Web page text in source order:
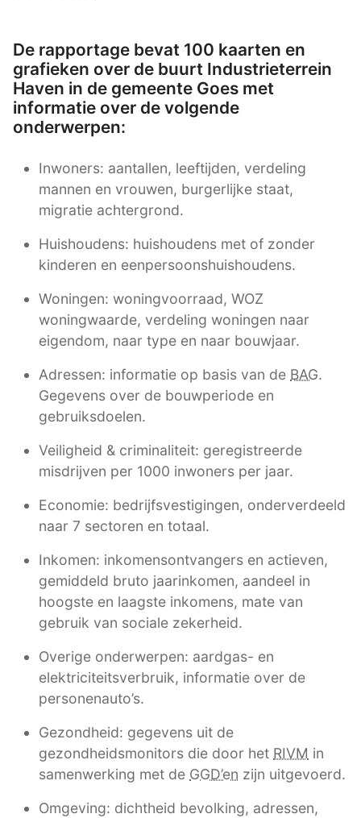
De rapportage bevat 100 kaarten en
grafieken over de buurt Industrieterrein
Haven in de gemeente Goes met
informatie over de volgende
onderwerpen:
Inwoners: aantallen, leeftijden, verdeling
mannen en vrouwen, burgerlijke staat,
migratie achtergrond.
Huishoudens: huishoudens met of zonder
kinderen en eenpersoonshuishoudens.
Woningen: woningvoorraad, WOZ
woningwaarde, verdeling woningen naar
eigendom, naar type en naar bouwjaar.
Adressen: informatie op basis van de BAG.
Gegevens over de bouwperiode en
gebruiksdoelen.
Veiligheid & criminaliteit: geregistreerde
misdrijven per 1000 inwoners per jaar.
Economie: bedrijfsvestigingen, onderverdeeld
naar 7 sectoren en totaal.
Inkomen: inkomensontvangers en actieven,
gemiddeld bruto jaarinkomen, aandeel in
hoogste en laagste inkomens, mate van
gebruik van sociale zekerheid.
Overige onderwerpen: aardgas- en
elektriciteitsverbruik, informatie over de
personenauto’s.
Gezondheid: gegevens uit de
gezondheidsmonitors die door het RIVM in
samenwerking met de GGD’en zijn uitgevoerd.
Omgeving: dichtheid bevolking, adressen,